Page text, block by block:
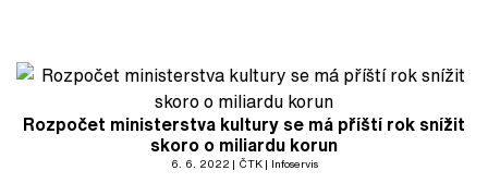
Rozpočet ministerstva kultury se má příští rok snížit
skoro o miliardu korun
6. 6. 2022 ČTK Infoservis